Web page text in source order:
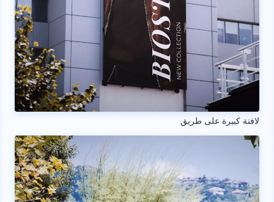
لافتة كبيرة على طريق